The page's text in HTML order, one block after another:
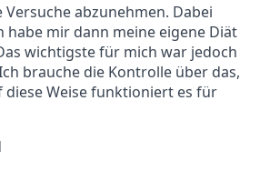
abzunehmen. Dabei
habe mir dann meine eigene Diät
wichtigste für mich war jedoch
brauche die Kontrolle über das,
diese Weise funktioniert es für